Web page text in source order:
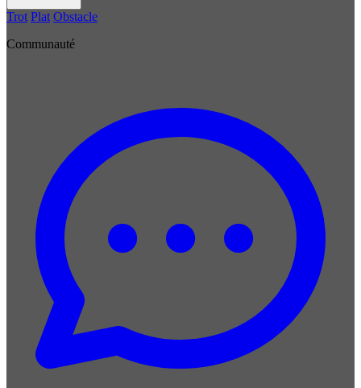
Trot Plat Obstacle
Communauté